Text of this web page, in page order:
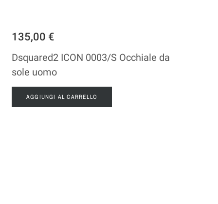
135,00 €
Dsquared2 ICON 0003/S Occhiale da
sole uomo
AGGIUNGI AL CARRELLO